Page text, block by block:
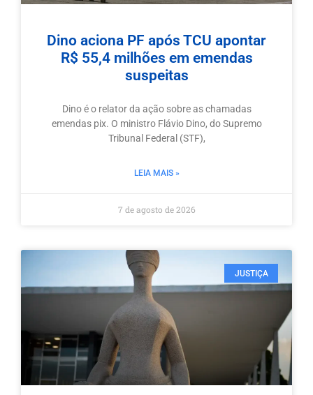
Dino aciona PF após TCU apontar
R$ 55,4 milhões em emendas
suspeitas
Dino é o relator da ação sobre as chamadas
emendas pix. O ministro Flávio Dino, do Supremo
Tribunal Federal (STF),
LEIA MAIS »
7 de agosto de 2026
JUSTIÇA